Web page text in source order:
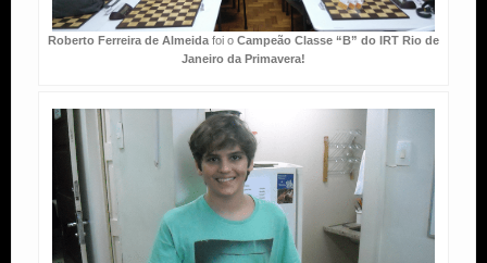
Roberto Ferreira de Almeidafoi o Campeão Classe “B” do IRT Rio de
Janeiro da Primavera!